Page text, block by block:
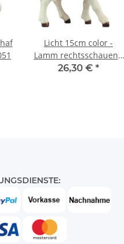
Licht 15cm color -
Lamm rechtsschauend
-061
26,30 € *